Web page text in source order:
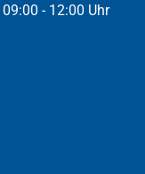
09:00 - 12:00 Uhr